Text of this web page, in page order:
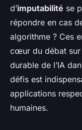
d’imputabilité se
répondre en cas
algorithme ? Ces
cœur du débat sur
durable de l’IA
défis est
applications
humaines.